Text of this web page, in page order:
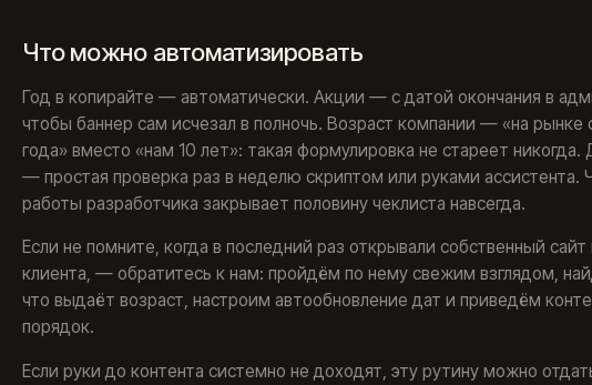
Что можно автоматизировать
Год в копирайте — автоматически. Акции — с датой окончания в
чтобы баннер сам исчезал в полночь. Возраст компании — «на рынке
года» вместо «нам 10 лет»: такая формулировка не стареет
— простая проверка раз в неделю скриптом или руками ассистента.
работы разработчика закрывает половину чеклиста навсегда.
Если не помните, когда в последний раз открывали собственный сайт
клиента, — обратитесь к нам: пройдём по нему свежим взглядом,
что выдаёт возраст, настроим автообновление дат и приведём
порядок.
Если руки до контента системно не доходят, эту рутину можно